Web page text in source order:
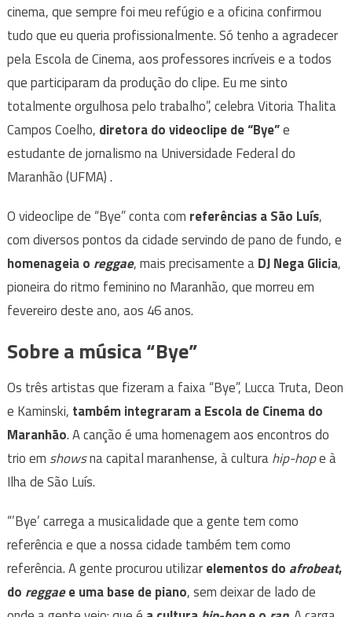
cinema, que sempre foi meu refúgio e a oficina confirmou
tudo que eu queria profissionalmente. Só tenho a agradecer
pela Escola de Cinema, aos professores incríveis e a todos
que participaram da produção do clipe. Eu me sinto
totalmente orgulhosa pelo trabalho”, celebra Vitoria Thalita
Campos Coelho, diretora do videoclipe de “Bye”e
estudante de jornalismo na Universidade Federal do
Maranhão (UFMA) .
O videoclipe de “Bye” conta com referências a São Luís,
com diversos pontos da cidade servindo de pano de fundo, e
homenageia o reggae, mais precisamente aDJ Nega Glicia,
pioneira do ritmo feminino no Maranhão, que morreu em
fevereiro deste ano, aos 46 anos.
Sobre a música “Bye”
Os três artistas que fizeram a faixa “Bye”, Lucca Truta, Deon
e Kaminski, também integraram a Escola de Cinema do
Maranhão. A canção é uma homenagem aos encontros do
trio em showsna capital maranhense, à culturahip-hope à
Ilha de São Luís.
“’Bye’ carrega a musicalidade que a gente tem como
referência e que a nossa cidade também tem como
referência. A gente procurou utilizarelementos do afrobeat,
do reggaee uma base de piano, sem deixar de lado de